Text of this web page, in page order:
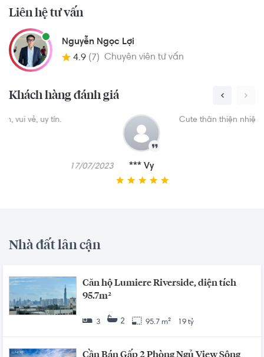
Liên hệ tư vấn
Nguyễn Ngọc Lợi
4.9 (7) Chuyên viên tư vấn
Khách hàng đánh giá
Cute thân thiện nhiệt tình
Nhà đất lân cận
Căn hộ Lumiere Riverside, diện tích
95.7m²
3 2 95.7 m² 19 tỷ
Cần Bán Gấp 2 Phòng Ngủ View Sông